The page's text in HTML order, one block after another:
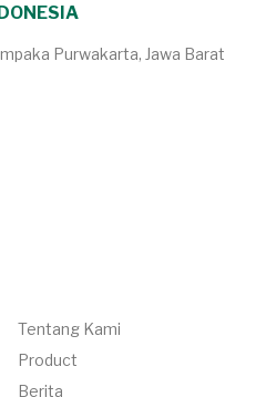
Purwakarta, Jawa Barat
Tentang Kami
Product
Berita